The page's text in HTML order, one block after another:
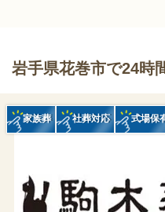
岩手県花巻市で24時
家族葬 社葬対応 式場保